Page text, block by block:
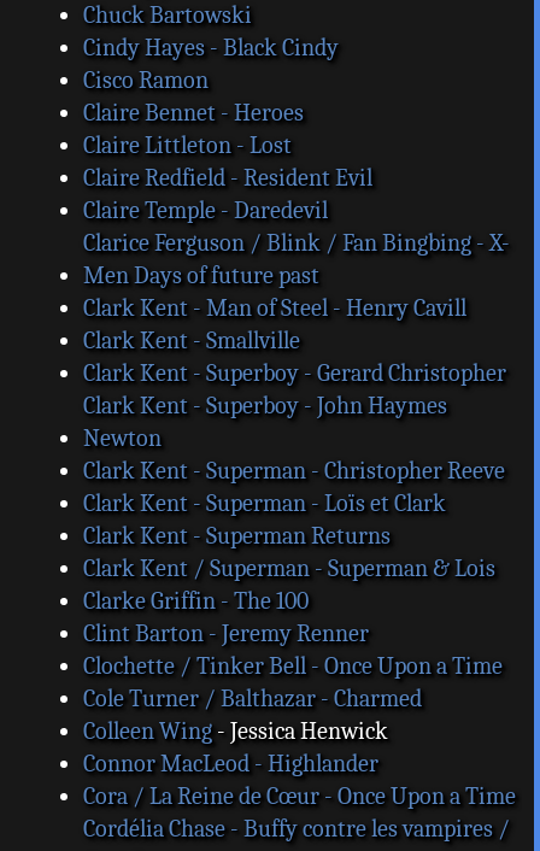
Chuck Bartowski
Cindy Hayes - Black Cindy
Cisco Ramon
Claire Bennet - Heroes
Claire Littleton - Lost
Claire Redfield - Resident Evil
Claire Temple - Daredevil
Clarice Ferguson / Blink / Fan Bingbing - X-
Men Days of future past
Clark Kent - Man of Steel - Henry Cavill
Clark Kent - Smallville
Clark Kent - Superboy - Gerard Christopher
Clark Kent - Superboy - John Haymes
Newton
Clark Kent - Superman - Christopher Reeve
Clark Kent - Superman - Loïs et Clark
Clark Kent - Superman Returns
Clark Kent / Superman - Superman & Lois
Clarke Griffin - The 100
Clint Barton - Jeremy Renner
Clochette / Tinker Bell - Once Upon a Time
Cole Turner / Balthazar - Charmed
Colleen Wing- Jessica Henwick
Connor MacLeod - Highlander
Cora / La Reine de Cœur - Once Upon a Time
Cordélia Chase - Buffy contre les vampires /